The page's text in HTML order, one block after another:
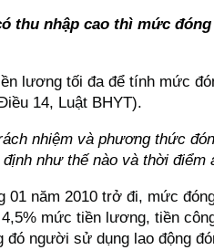
thu nhập cao thì mức
lương tối đa để tính mức
14, Luật BHYT).
nhiệm và phương thức
như thế nào và thời điểm
01 năm 2010 trở đi, mức
mức tiền lương, tiền
đó người sử dụng lao động